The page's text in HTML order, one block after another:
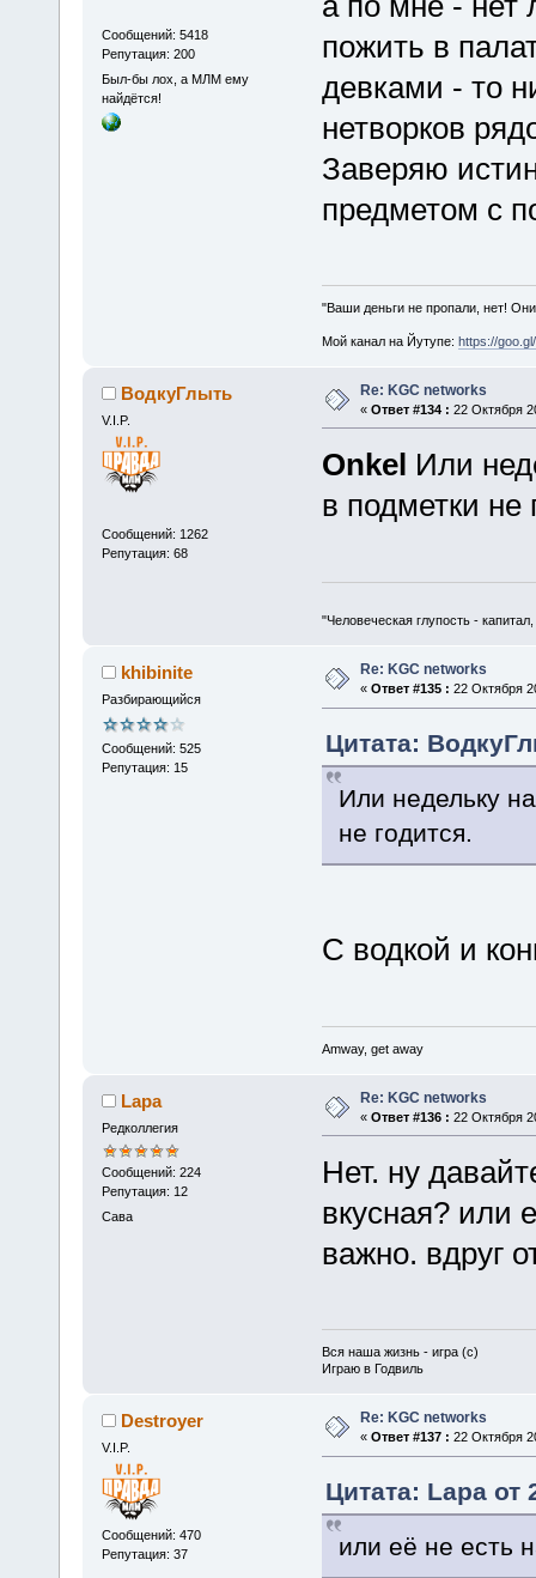
Сообщений: 5418
Репутация: 200
Был-бы лох, а МЛМ ему
найдётся!
пожить в
девками - то
нетворков
Заверяю
предметом с
"Ваши деньги не пропали, нет!
Мой канал на Йутупе: https://
ВодкуГлыть
V.I.P.
Сообщений: 1262
Репутация: 68
Re: KGC networks
« Ответ #134 : 22 Октября
Onkel Или
в подметки не
"Человеческая глупость -
khibinite
Разбирающийся
Сообщений: 525
Репутация: 15
Re: KGC networks
« Ответ #135 : 22 Октября
Цитата:
Или недельку
не годится.
С водкой и
Amway, get away
Lapa
Редколлегия
Сообщений: 224
Репутация: 12
Сава
Re: KGC networks
« Ответ #136 : 22 Октября
Нет. ну
вкусная? или
важно. вдруг
Вся наша жизнь - игра (с)
Играю в Годвиль
Destroyer
V.I.P.
Сообщений: 470
Репутация: 37
Re: KGC networks
« Ответ #137 : 22 Октября
Цитата: Lapa от
или её не есть